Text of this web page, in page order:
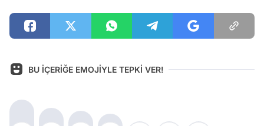
BU İÇERİĞE EMOJİYLE TEPKİ VER!